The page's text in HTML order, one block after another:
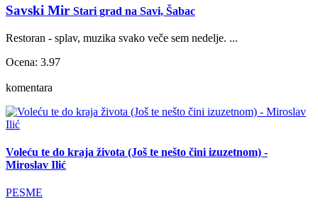
Savski Mir Stari grad na Savi, Šabac
Restoran - splav, muzika svako veče sem nedelje. ...
Ocena: 3.97
komentara
Voleću te do kraja života (Još te nešto čini izuzetnom) -
Miroslav Ilić
PESME